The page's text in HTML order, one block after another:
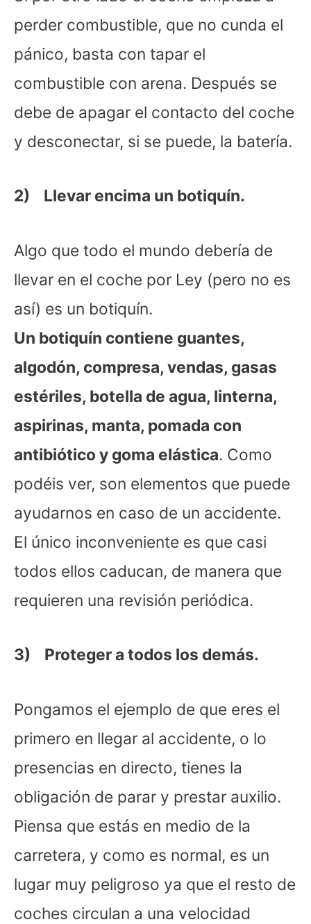
perder combustible, que no cunda el
pánico, basta con tapar el
combustible con arena. Después se
debe de apagar el contacto del coche
y desconectar, si se puede, la batería.
2) Llevar encima un botiquín.
Algo que todo el mundo debería de
llevar en el coche por Ley (pero no es
así) es un botiquín.
Un botiquín contiene guantes,
algodón, compresa, vendas, gasas
estériles, botella de agua, linterna,
aspirinas, manta, pomada con
antibiótico y goma elástica. Como
podéis ver, son elementos que puede
ayudarnos en caso de un accidente.
El único inconveniente es que casi
todos ellos caducan, de manera que
requieren una revisión periódica.
3) Proteger a todos los demás.
Pongamos el ejemplo de que eres el
primero en llegar al accidente, o lo
presencias en directo, tienes la
obligación de parar y prestar auxilio.
Piensa que estás en medio de la
carretera, y como es normal, es un
lugar muy peligroso ya que el resto de
coches circulan a una velocidad